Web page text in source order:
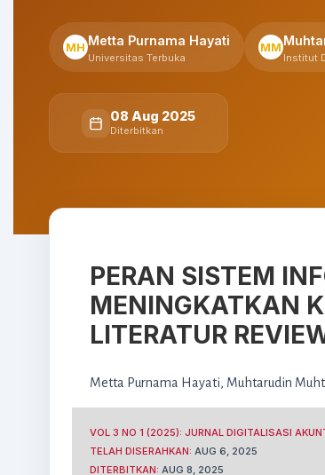
MH Metta Purnama Hayati
Universitas Terbuka
MM
Institut
08 Aug 2025
Diterbitkan
PERAN SISTEM
MENINGKATKAN
LITERATUR
Metta Purnama Hayati, Muhtarudin
VOL 3 NO 1 (2025): JURNAL DIGITALISASI
TELAH DISERAHKAN: AUG 6, 2025
DITERBITKAN: AUG 8, 2025